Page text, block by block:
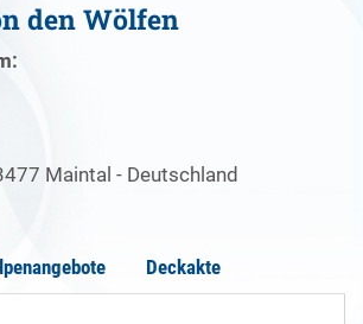
den Wölfen
Maintal - Deutschland
Deckakte